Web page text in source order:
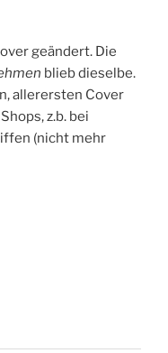
geändert. Die
blieb dieselbe.
allerersten Cover
z.b. bei
(nicht mehr